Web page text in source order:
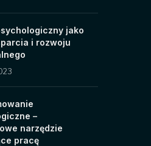
jako
i rozwoju
–
narzędzie
pracę